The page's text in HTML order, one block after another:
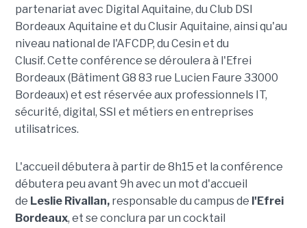
partenariat avec Digital Aquitaine, du Club DSI
Bordeaux Aquitaine et du Clusir Aquitaine, ainsi qu'au
niveau national de l'AFCDP, du Cesin et du
Clusif. Cette conférence se déroulera à l'Efrei
Bordeaux (Bâtiment G8 83 rue Lucien Faure 33000
Bordeaux) et est réservée aux professionnels IT,
sécurité, digital, SSI et métiers en entreprises
utilisatrices.
L'accueil débutera à partir de 8h15 et la conférence
débutera peu avant 9h avec un mot d'accueil
de Leslie Rivallan,responsable du campus de l'Efrei
Bordeaux, et se conclura par un cocktail